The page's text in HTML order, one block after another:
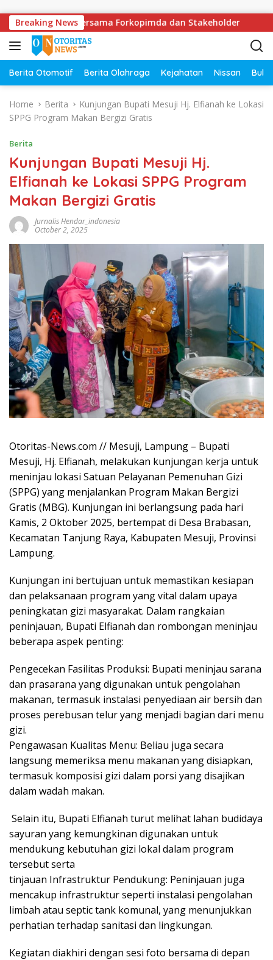
Breaking News
Lampung Bersama Forkopimda dan Stakeholder
Berita Otomotif Berita Olahraga Kejahatan Nissan
Home Berita
Kunjungan Bupati Mesuji Hj. Elfianah ke Lokasi
SPPG Program Makan Bergizi Gratis
Berita
Kunjungan Bupati Mesuji Hj.
Elfianah ke Lokasi SPPG Program
Makan Bergizi Gratis
Jurnalis Hendar_indonesia
October 2, 2025
Otoritas-News.com // ​Mesuji, Lampung – Bupati
Mesuji, Hj. Elfianah, melakukan kunjungan kerja untuk
meninjau lokasi Satuan Pelayanan Pemenuhan Gizi
(SPPG) yang menjalankan Program Makan Bergizi
Gratis (MBG). Kunjungan ini berlangsung pada hari
Kamis, 2 Oktober 2025, bertempat di Desa Brabasan,
Kecamatan Tanjung Raya, Kabupaten Mesuji, Provinsi
Lampung.
​Kunjungan ini bertujuan untuk memastikan kesiapan
dan pelaksanaan program yang vital dalam upaya
peningkatan gizi masyarakat. Dalam rangkaian
peninjauan, Bupati Elfianah dan rombongan meninjau
beberapa aspek penting:
​Pengecekan Fasilitas Produksi: Bupati meninjau sarana
dan prasarana yang digunakan untuk pengolahan
makanan, termasuk instalasi penyediaan air bersih dan
proses perebusan telur yang menjadi bagian dari menu
gizi.
​Pengawasan Kualitas Menu: Beliau juga secara
langsung memeriksa menu makanan yang disiapkan,
termasuk komposisi gizi dalam porsi yang disajikan
dalam wadah makan.
​ Selain itu, Bupati Elfianah turut melihat lahan budidaya
sayuran yang kemungkinan digunakan untuk
mendukung kebutuhan gizi lokal dalam program
tersebut serta
​tinjauan Infrastruktur Pendukung: Peninjauan juga
mencakup infrastruktur seperti instalasi pengolahan
limbah atau septic tank komunal, yang menunjukkan
perhatian terhadap sanitasi dan lingkungan.
​Kegiatan diakhiri dengan sesi foto bersama di depan